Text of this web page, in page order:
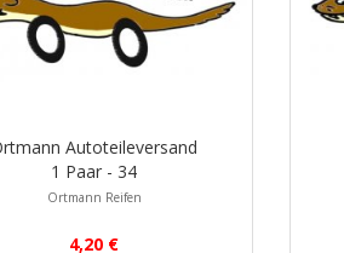
Autoteileversand
1 Paar - 34
Ortmann Reifen
4,20 €